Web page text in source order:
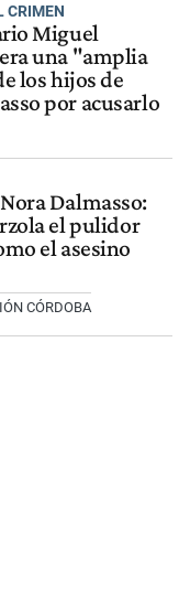
CRIMEN
Miguel
una "amplia
los hijos de
por acusarlo
Dalmasso:
el pulidor
el asesino
CÓRDOBA